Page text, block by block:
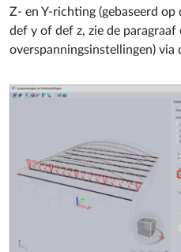
Z- en Y-richting (gebaseerd
def y of def z, zie de paragraaf
overspanningsinstellingen) via